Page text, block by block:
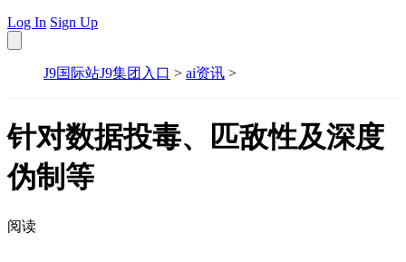
Log In Sign Up
J9国际站J9集团入口 > ai资讯 >
针对数据投毒、匹敌性及深度
伪制等
阅读